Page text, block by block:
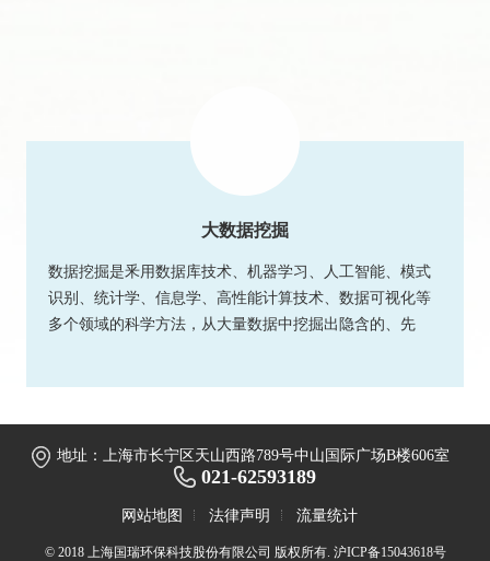
大数据挖掘
数据挖掘是釆用数据库技术、机器学习、人工智能、模式
识别、统计学、信息学、高性能计算技术、数据可视化等
多个领域的科学方法，从大量数据中挖掘出隐含的、先
地址：上海市长宁区天山西路789号中山国际广场B楼606室
021-62593189
网站地图 法律声明 流量统计
© 2018 上海国瑞环保科技股份有限公司 版权所有. 沪ICP备15043618号